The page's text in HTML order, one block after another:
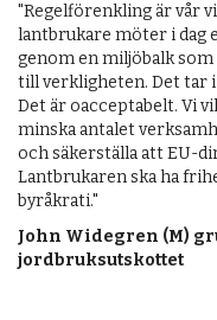
"Regelförenkling är vår
lantbrukare möter i dag
genom en miljöbalk som
till verkligheten. Det tar
Det är oacceptabelt. Vi
minska antalet
och säkerställa att EU-
Lantbrukaren ska ha
byråkrati."
John Widegren (M)
jordbruksutskottet